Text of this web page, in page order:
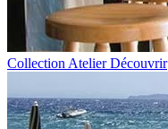
Collection Atelier Découvrir